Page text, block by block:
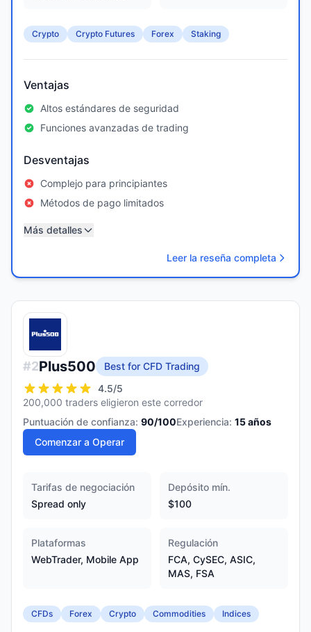
Crypto Crypto Futures Forex Staking
Ventajas
Altos estándares de seguridad
Funciones avanzadas de trading
Desventajas
Complejo para principiantes
Métodos de pago limitados
Más detalles
Leer la reseña completa
#2Plus500
Best for CFD Trading
4.5/5
200,000 traders eligieron este corredor
Puntuación de confianza: 90/100Experiencia: 15años
Comenzar a Operar
Tarifas de negociación
Spread only
Depósito mín.
$100
Plataformas
WebTrader, Mobile App
Regulación
FCA, CySEC, ASIC,
MAS, FSA
CFDs Forex Crypto Commodities Indices